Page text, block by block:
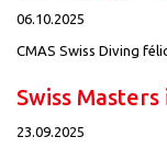
06.10.2025
CMAS Swiss Diving
Swiss
23.09.2025